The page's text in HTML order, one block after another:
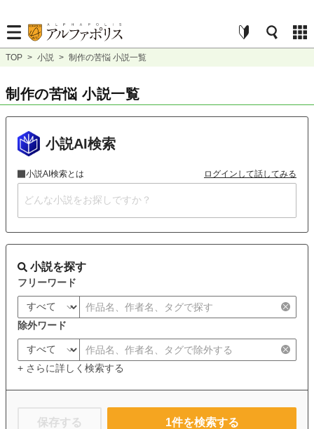
TOP > 小説 > 制作の苦悩 小説一覧
制作の苦悩 小説一覧
小説AI検索
小説AI検索とは ログインして話してみる
小説を探す
フリーワード
除外ワード
+ さらに詳しく検索する
保存する 1件を検索する